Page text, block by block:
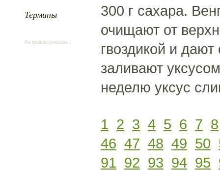
Термины
На правах рекламы:
300 г сахара.
очищают от
гвоздикой и
заливают
неделю уксус
1 2 3 4 5 6 7 8
46 47 48 49 50
91 92 93 94 95